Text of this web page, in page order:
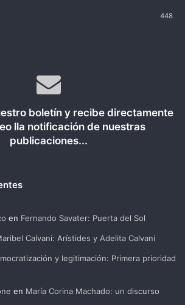
448
boletín y recibe directamente
lla notificación de nuestras
publicaciones...
en Fernando Savater: Puerta del Sol
Calvani: Arístides y Adelita Calvani
y legitimación: Primera prioridad
en María Corina Machado: un discurso